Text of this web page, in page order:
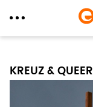
Inhalt
KREUZ & QUEER